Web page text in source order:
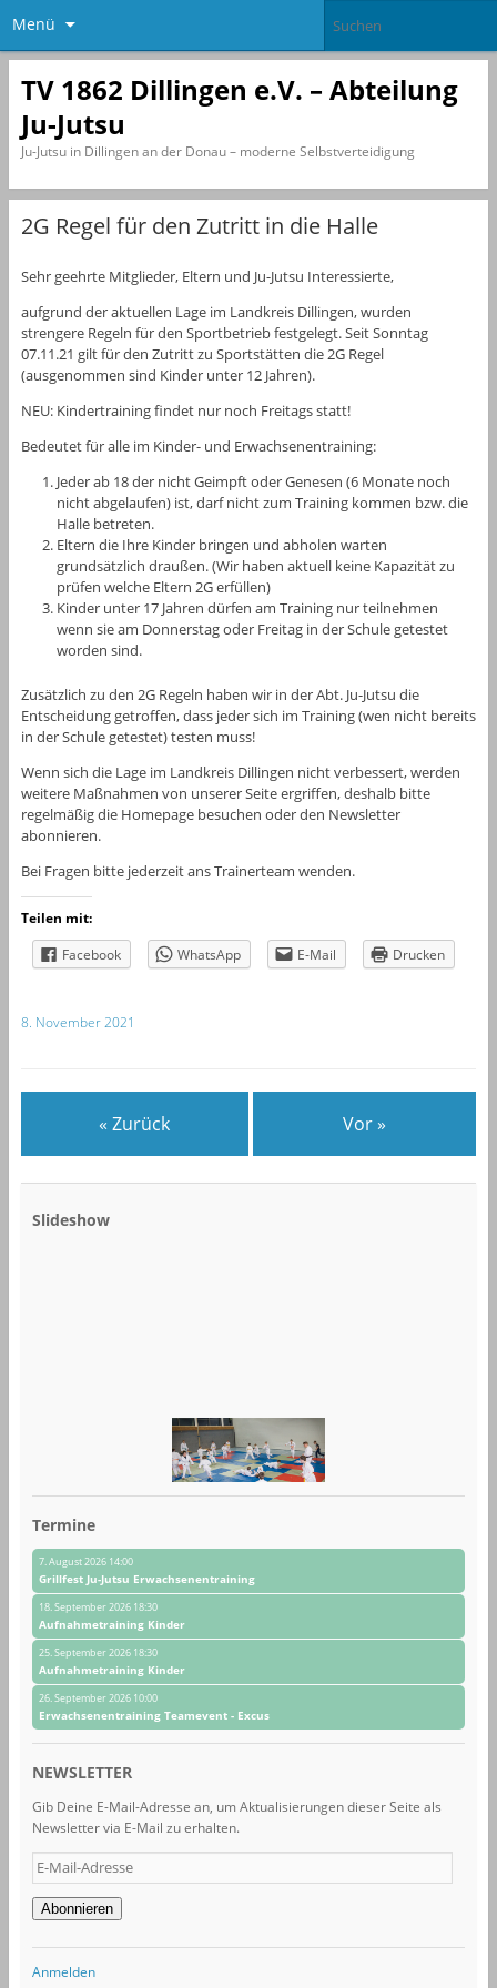
Menü
TV 1862 Dillingen e.V. – Abteilung
Ju-Jutsu
Ju-Jutsu in Dillingen an der Donau – moderne Selbstverteidigung
2G Regel für den Zutritt in die Halle
Sehr geehrte Mitglieder, Eltern und Ju-Jutsu Interessierte,
aufgrund der aktuellen Lage im Landkreis Dillingen, wurden
strengere Regeln für den Sportbetrieb festgelegt. Seit Sonntag
07.11.21 gilt für den Zutritt zu Sportstätten die 2G Regel
(ausgenommen sind Kinder unter 12 Jahren).
NEU: Kindertraining findet nur noch Freitags statt!
Bedeutet für alle im Kinder- und Erwachsenentraining:
Jeder ab 18 der nicht Geimpft oder Genesen (6 Monate noch
nicht abgelaufen) ist, darf nicht zum Training kommen bzw. die
Halle betreten.
Eltern die Ihre Kinder bringen und abholen warten
grundsätzlich draußen. (Wir haben aktuell keine Kapazität zu
prüfen welche Eltern 2G erfüllen)
Kinder unter 17 Jahren dürfen am Training nur teilnehmen
wenn sie am Donnerstag oder Freitag in der Schule getestet
worden sind.
Zusätzlich zu den 2G Regeln haben wir in der Abt. Ju-Jutsu die
Entscheidung getroffen, dass jeder sich im Training (wen nicht bereits
in der Schule getestet) testen muss!
Wenn sich die Lage im Landkreis Dillingen nicht verbessert, werden
weitere Maßnahmen von unserer Seite ergriffen, deshalb bitte
regelmäßig die Homepage besuchen oder den Newsletter
abonnieren.
Bei Fragen bitte jederzeit ans Trainerteam wenden.
Teilen mit:
Facebook
WhatsApp E-Mail Drucken
8. November 2021
« Zurück Vor »
Slideshow
Termine
7. August 2026 14:00
Grillfest Ju-Jutsu Erwachsenentraining
18. September 2026 18:30
Aufnahmetraining Kinder
25. September 2026 18:30
Aufnahmetraining Kinder
26. September 2026 10:00
Erwachsenentraining Teamevent - Excus
NEWSLETTER
Gib Deine E-Mail-Adresse an, um Aktualisierungen dieser Seite als
Newsletter via E-Mail zu erhalten.
E-
Mail-
Adresse
Abonnieren
Anmelden